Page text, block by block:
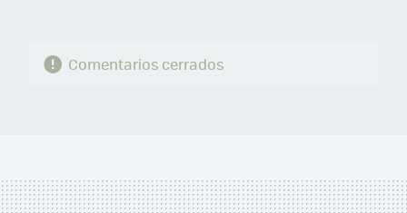
Comentarios cerrados